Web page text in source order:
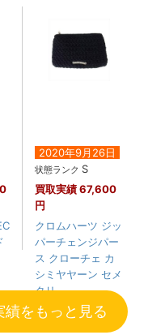
2020年9月26日
状態ランク S
買取実績67,600
円
クロムハーツ ジッ
パーチェンジパー
ス クローチェ カ
シミヤヤーン セメ
タリ....
績をもっと見る